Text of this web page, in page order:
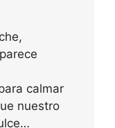
calmar
nuestro